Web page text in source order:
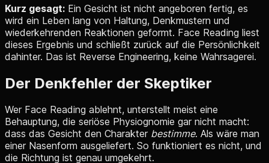
Kurz gesagt: Ein Gesicht ist nicht angeboren fertig, es
wird ein Leben lang von Haltung, Denkmustern und
wiederkehrenden Reaktionen geformt. Face Reading liest
dieses Ergebnis und schließt zurück auf die Persönlichkeit
dahinter. Das ist Reverse Engineering, keine Wahrsagerei.
Der Denkfehler der Skeptiker
Wer Face Reading ablehnt, unterstellt meist eine
Behauptung, die seriöse Physiognomie gar nicht macht:
dass das Gesicht den Charakter bestimme. Als wäre man
einer Nasenform ausgeliefert. So funktioniert es nicht, und
die Richtung ist genau umgekehrt.